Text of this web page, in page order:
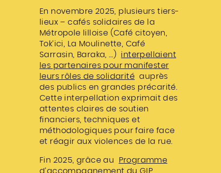
En novembre 2025, plusieurs tiers-
lieux – cafés solidaires de la
Métropole lilloise (Café citoyen,
Tok’ici, La Moulinette, Café
Sarrasin, Baraka, …)
interpellaient
les partenaires pour manifester
leurs rôles de solidarité auprès
des publics en grandes précarité.
Cette interpellation exprimait des
attentes claires de soutien
financiers, techniques et
méthodologiques pour faire face
et réagir aux violences de la rue.
Fin 2025, grâce au Programme
d’accompagnement du GIP